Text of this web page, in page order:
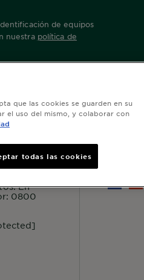
de equipos
nuestra política de
En
0800
que las cookies se guarden en su
el uso del mismo, y colaborar con
todas las cookies